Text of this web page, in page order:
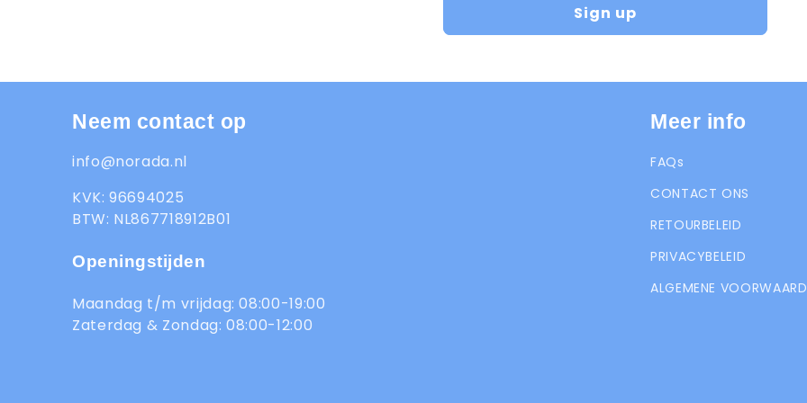
Sign up
Neem contact op
info@norada.nl
KVK: 96694025
BTW: NL867718912B01
Openingstijden
Maandag t/m vrijdag: 08:00-19:00
Zaterdag & Zondag: 08:00-12:00
Meer info
FAQs
CONTACT ONS
RETOURBELEID
PRIVACYBELEID
ALGEMENE